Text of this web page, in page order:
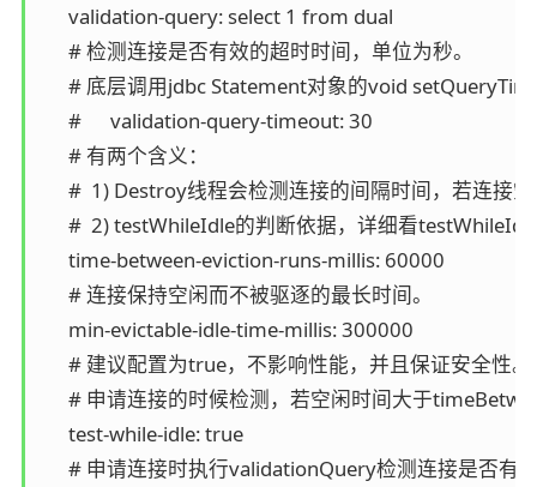
      validation-query: select 1 from dual
      # 检测连接是否有效的超时时间，单位为秒。
# 底层调用jdbc Statement对象的void
      #      validation-query-timeout: 30
      # 有两个含义：
#  1) Destroy线程会检测连接的间隔时间，若连
#  2) testWhileIdle的判断依据，详细看
      time-between-eviction-runs-millis: 60000
      # 连接保持空闲而不被驱逐的最长时间。
      min-evictable-idle-time-millis: 300000
      # 建议配置为true，不影响性能，并且保证安全性。
# 申请连接的时候检测，若空闲时间大于
      test-while-idle: true
# 申请连接时执行validationQuery检测连接是否